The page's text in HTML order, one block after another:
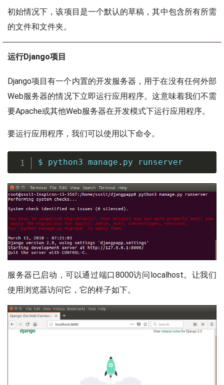
初始情况下，该项目是一个默认的草稿，其中包含所有所需
的文件和文件夹。
运行Django项目
Django项目有一个内置的开发服务器，用于在没有任何外部
Web服务器的情况下立即运行应用程序。这意味着我们不需
要Apache或其他Web服务器在开发模式下运行应用程序。
要运行应用程序，我们可以使用以下命令。
$ python3 manage . py runserver
服务器已启动，可以通过端口8000访问localhost。让我们
使用浏览器访问它，它的样子如下。